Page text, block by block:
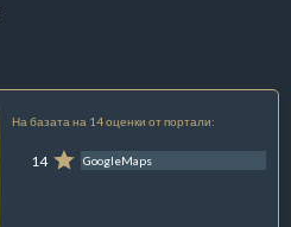
На базата на 14 оценки от портали:
14 GoogleMaps